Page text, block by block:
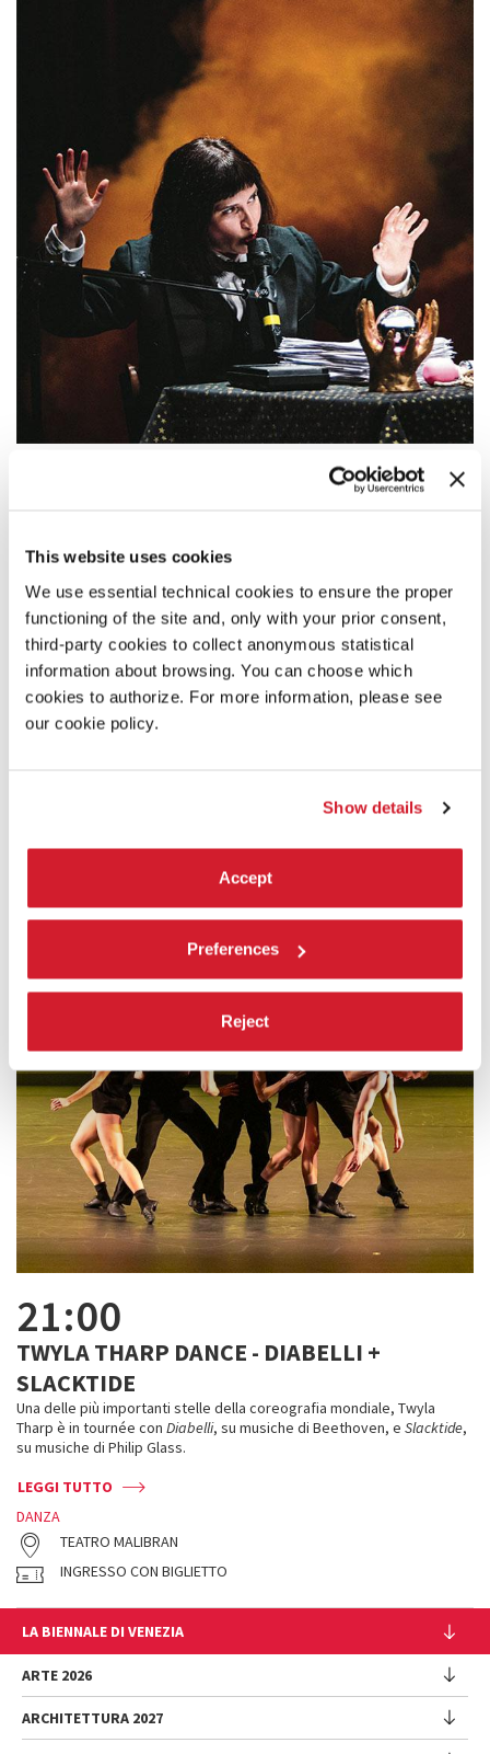
This website uses cookies
We use essential technical cookies to ensure the proper
functioning of the site and, only with your prior consent,
third-party cookies to collect anonymous statistical
information about browsing. You can choose which
cookies to authorize. For more information, please see
our cookie policy.
Show details
Accept
Preferences
Reject
TRILOGY, CHAPTER II: THE BROTHERHOOD
alla teatralità: in un intreccio di temporalità e discorsi, il testo è
costantemente messo in tensione da memorie di violenza e
desiderio.
LEGGI TUTTO
DANZA
TEATRO PICCOLO ARSENALE
21:00
TWYLA THARP DANCE - DIABELLI +
SLACKTIDE
Una delle più importanti stelle della coreografia mondiale, Twyla
Tharp è in tournée con Diabelli, su musiche di Beethoven, e Slacktide,
su musiche di Philip Glass.
LEGGI TUTTO
DANZA
TEATRO MALIBRAN
INGRESSO CON BIGLIETTO
LA BIENNALE DI VENEZIA
L'Istituzione
Cariche istituzionali
Storia
ARTE 2026
Esposizione
ARCHITETTURA 2027